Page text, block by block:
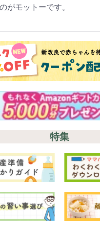
がモットーです。
特集